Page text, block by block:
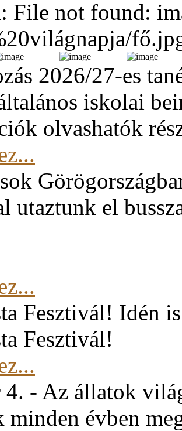
File not found:
2026/27-es
iskolai
olvashatók
utaztunk el
Fesztivál! Idén
Fesztivál!
4. - Az állatok
minden évben